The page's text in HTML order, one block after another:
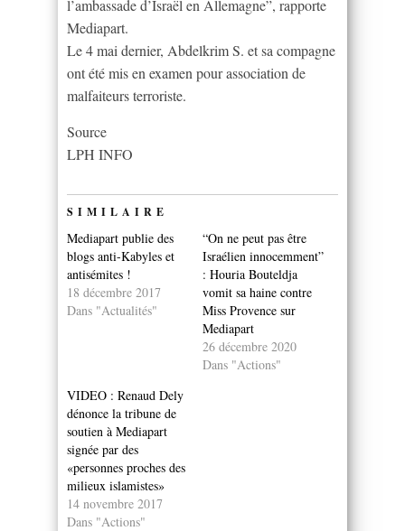
l’ambassade d’Israël en Allemagne”, rapporte
Mediapart.
Le 4 mai dernier, Abdelkrim S. et sa compagne
ont été mis en examen pour association de
malfaiteurs terroriste.
Source
LPH INFO
SIMILAIRE
Mediapart publie des
blogs anti-Kabyles et
antisémites !
18 décembre 2017
Dans "Actualités"
“On ne peut pas être
Israélien innocemment”
: Houria Bouteldja
vomit sa haine contre
Miss Provence sur
Mediapart
26 décembre 2020
Dans "Actions"
VIDEO : Renaud Dely
dénonce la tribune de
soutien à Mediapart
signée par des
«personnes proches des
milieux islamistes»
14 novembre 2017
Dans "Actions"